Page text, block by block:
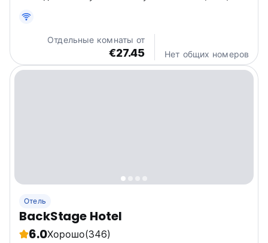
погрузитесь в оживленную атмосферу площади Дам
Отдельные комнаты от
€27.45 Нет общих номеров
Отель
BackStage Hotel
6.0Хорошо(346)